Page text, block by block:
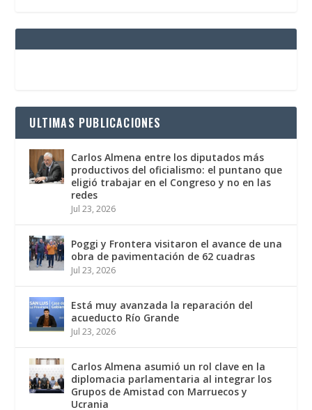
ULTIMAS PUBLICACIONES
Carlos Almena entre los diputados más
productivos del oficialismo: el puntano que
eligió trabajar en el Congreso y no en las
redes
Jul 23, 2026
Poggi y Frontera visitaron el avance de una
obra de pavimentación de 62 cuadras
Jul 23, 2026
Está muy avanzada la reparación del
acueducto Río Grande
Jul 23, 2026
Carlos Almena asumió un rol clave en la
diplomacia parlamentaria al integrar los
Grupos de Amistad con Marruecos y
Ucrania